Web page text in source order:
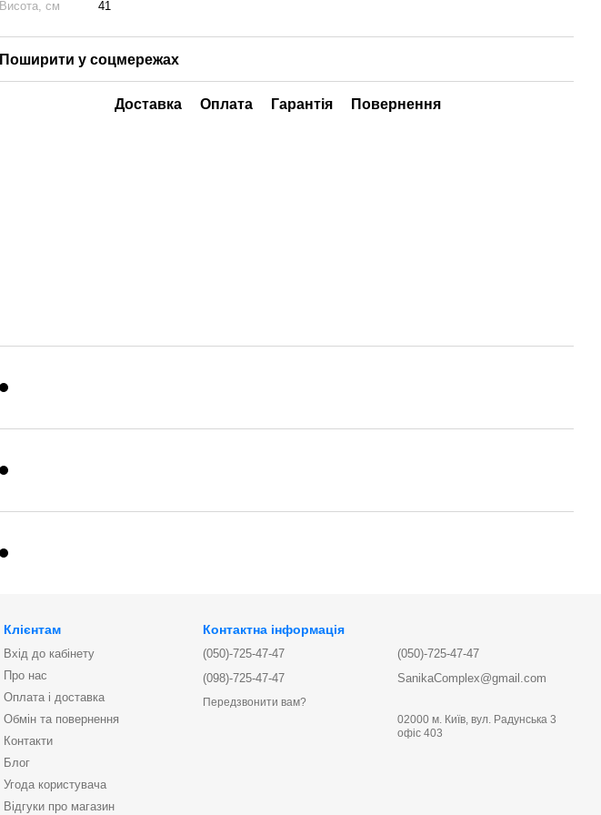
Висота, см
41
Поширити у соцмережах
Доставка Оплата Гарантія Повернення
Клієнтам
Вхід до кабінету
Про нас
Оплата і доставка
Обмін та повернення
Контакти
Блог
Угода користувача
Відгуки про магазин
Контактна інформація
(050)-725-47-47
(098)-725-47-47
Передзвонити вам?
(050)-725-47-47
SanikaComplex@gmail.com
02000 м. Київ, вул. Радунська 3
офіс 403